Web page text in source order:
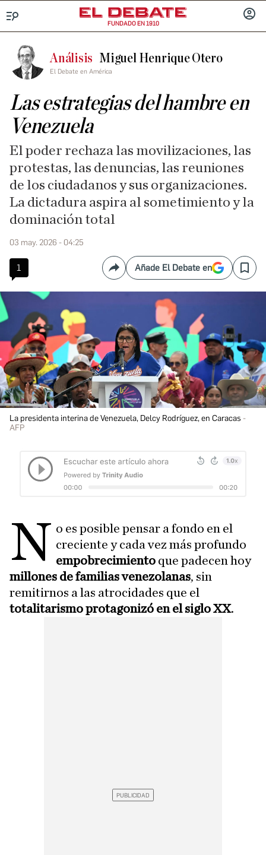
FUNDADO EN 1910
Análisis Miguel Henrique Otero
El Debate en América
Las estrategias del hambre en
Venezuela
El poder rechaza las movilizaciones, las
protestas, las denuncias, las reuniones
de los ciudadanos y sus organizaciones.
La dictadura aspira al sometimiento y la
dominación total
03 may. 2026 - 04:25
1 CompartirAñade El Debate en Save
La presidenta interina de Venezuela, Delcy Rodríguez, en Caracas
AFP
N o es posible pensar a fondo en el
creciente y cada vez más profundo
empobrecimiento que padecen hoy
millones de familias venezolanas, sin
remitirnos a las atrocidades que el
totalitarismo protagonizó en el siglo XX.